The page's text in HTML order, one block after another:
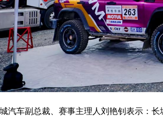
汽车副总裁、赛事主理人刘艳钊表示：